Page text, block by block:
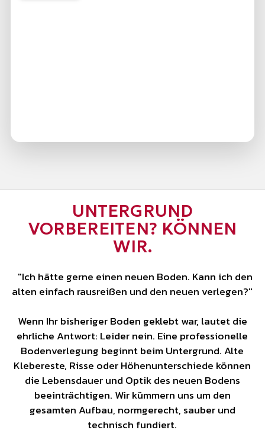
UNTERGRUND
VORBEREITEN? KÖNNEN
WIR.
"Ich hätte gerne einen neuen Boden. Kann ich den
alten einfach rausreißen und den neuen verlegen?"
Wenn Ihr bisheriger Boden geklebt war, lautet die
ehrliche Antwort: Leider nein. Eine professionelle
Bodenverlegung beginnt beim Untergrund. Alte
Klebereste, Risse oder Höhenunterschiede können
die Lebensdauer und Optik des neuen Bodens
beeinträchtigen. Wir kümmern uns um den
gesamten Aufbau, normgerecht, sauber und
technisch fundiert.